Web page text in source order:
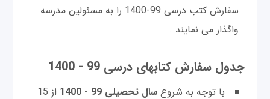
سفارش کتب درسی 99-1400 را به مسئولین مدرسه
واگذار می نمایند .
جدول سفارش کتابهای درسی 99 - 1400
با توجه به شروعسال تحصیلی 99 - 1400
از 15